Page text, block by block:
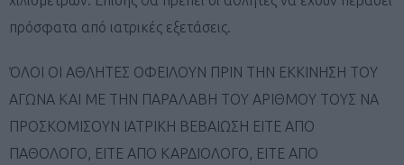
πρόσφατα από ιατρικές εξετάσεις.
ΌΛΟΙ ΟΙ ΑΘΛΗΤΕΣ ΟΦΕΙΛΟΥΝ ΠΡΙΝ ΤΗΝ ΕΚΚΙΝΗΣΗ ΤΟΥ
ΑΓΩΝΑ ΚΑΙ ΜΕ ΤΗΝ ΠΑΡΑΛΑΒΗ ΤΟΥ ΑΡΙΘΜΟΥ ΤΟΥΣ ΝΑ
ΠΡΟΣΚΟΜΙΣΟΥΝ ΙΑΤΡΙΚΗ ΒΕΒΑΙΩΣΗ ΕΙΤΕ ΑΠΟ
ΠΑΘΟΛΟΓΟ, ΕΙΤΕ ΑΠΟ ΚΑΡΔΙΟΛΟΓΟ, ΕΙΤΕ ΑΠΟ